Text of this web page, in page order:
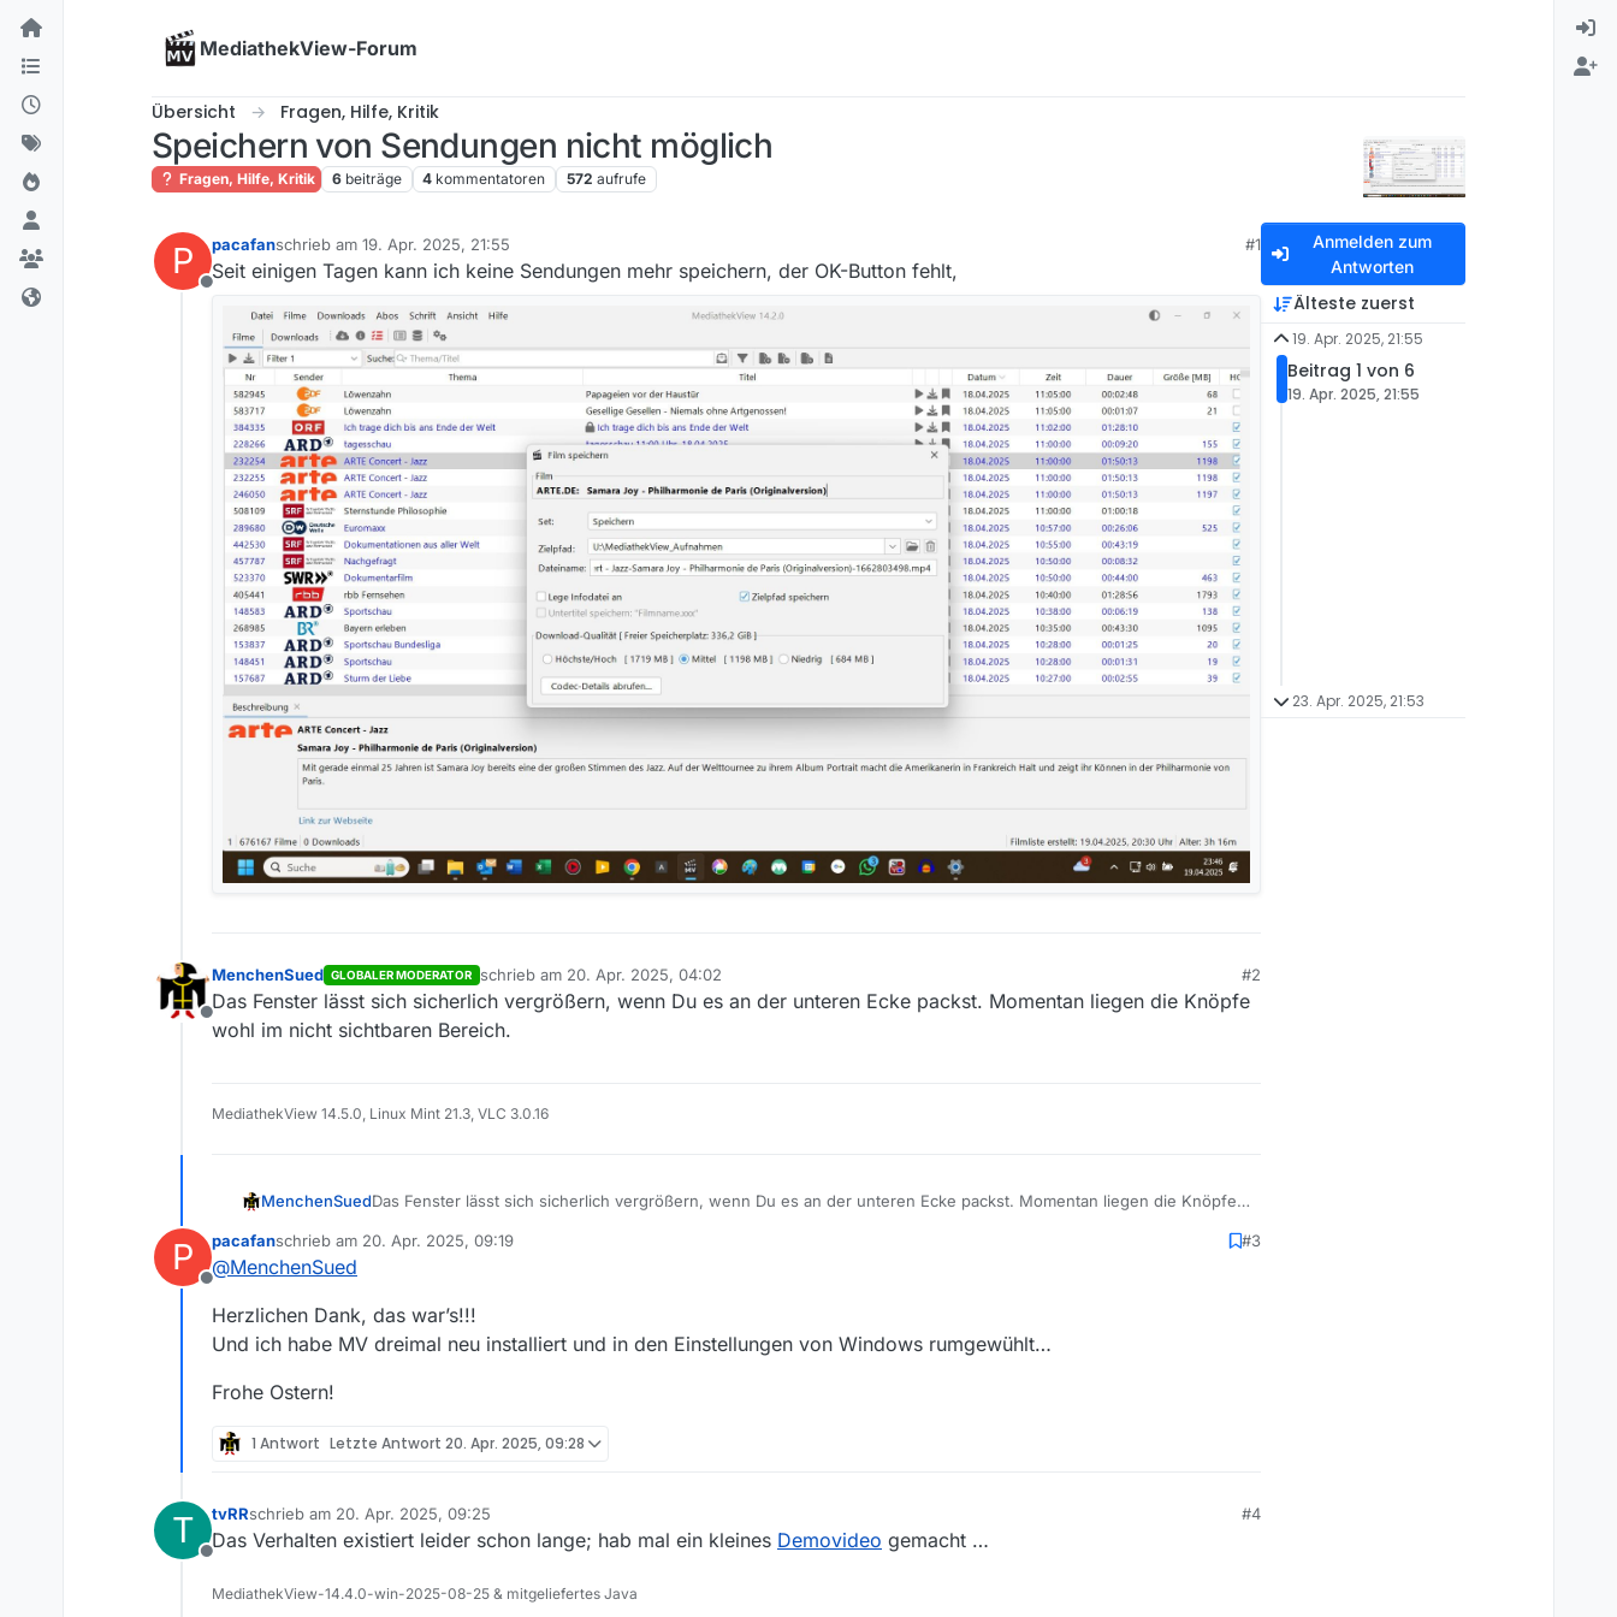
Skip to content
MediathekView-Forum
Übersicht Fragen, Hilfe, Kritik
Speichern von Sendungen nicht möglich
Fragen, Hilfe, Kritik 6 beiträge 4 kommentatoren 572 aufrufe
P
Offline
pacafanschrieb am 19. Apr. 2025, 21:55
zuletzt editiert von
#1
Seit einigen Tagen kann ich keine Sendungen mehr speichern, der OK-Button fehlt,
Offline
MenchenSued GLOBALER MODERATOR schrieb am 20. Apr. 2025, 04:02
zuletzt editiert von
#2
Das Fenster lässt sich sicherlich vergrößern, wenn Du es an der unteren Ecke packst. Momentan liegen die Knöpfe
wohl im nicht sichtbaren Bereich.
MediathekView 14.5.0, Linux Mint 21.3, VLC 3.0.16
MenchenSuedDas Fenster lässt sich sicherlich vergrößern, wenn Du es an der unteren Ecke packst. Momentan liegen die Knöpfe
P
Offline
pacafanschrieb am 20. Apr. 2025, 09:19
zuletzt editiert von
#3
@MenchenSued
Herzlichen Dank, das war’s!!!
Und ich habe MV dreimal neu installiert und in den Einstellungen von Windows rumgewühlt…
Frohe Ostern!
1 Antwort Letzte Antwort 20. Apr. 2025, 09:28
T
Offline
tvRRschrieb am 20. Apr. 2025, 09:25
zuletzt editiert von
#4
Das Verhalten existiert leider schon lange; hab mal ein kleines Demovideo gemacht …
MediathekView-14.4.0-win-2025-08-25 & mitgeliefertes Java
Anmelden zum
Antworten
Älteste zuerst
19. Apr. 2025, 21:55
Beitrag 1 von 6
19. Apr. 2025, 21:55
23. Apr. 2025, 21:53